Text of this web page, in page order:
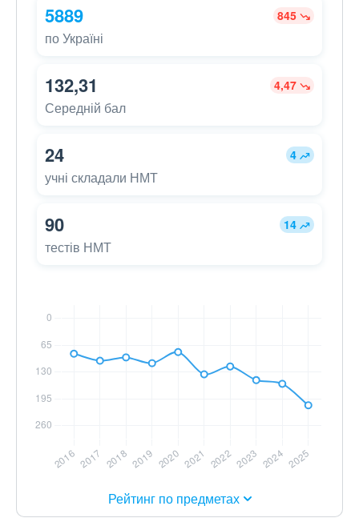
5889 845
по Україні
132,31 4,47
Середній бал
24 4
учні складали НМТ
90 14
тестів НМТ
Рейтинг по предметах